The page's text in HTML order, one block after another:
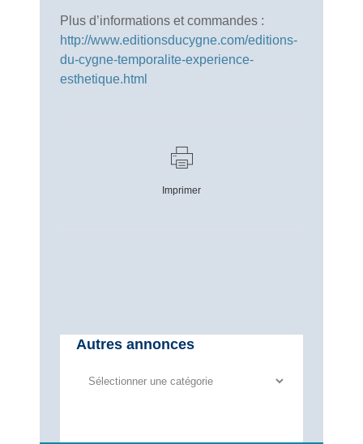
Plus d’informations et commandes :
http://www.editionsducygne.com/editions-
du-cygne-temporalite-experience-
esthetique.html
Imprimer
Autres annonces
Autres